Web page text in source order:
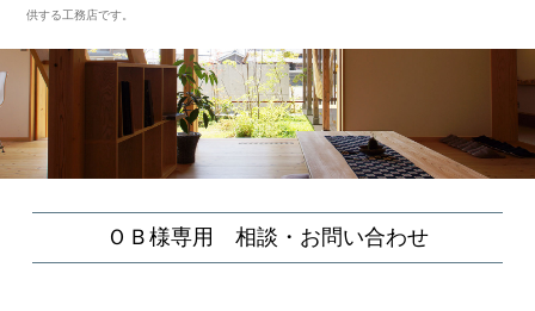
供する工務店です。
ＯＢ様専用 相談・お問い合わせ